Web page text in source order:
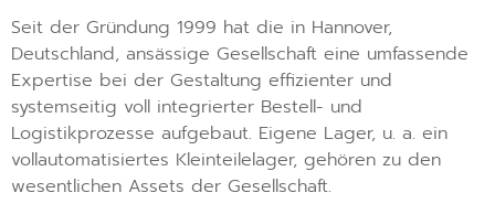
Seit der Gründung 1999 hat die in Hannover,
Deutschland, ansässige Gesellschaft eine umfassende
Expertise bei der Gestaltung effizienter und
systemseitig voll integrierter Bestell- und
Logistikprozesse aufgebaut. Eigene Lager, u. a. ein
vollautomatisiertes Kleinteilelager, gehören zu den
wesentlichen Assets der Gesellschaft.